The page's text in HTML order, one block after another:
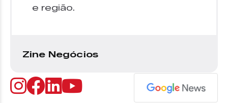
e região.
Zine Negócios